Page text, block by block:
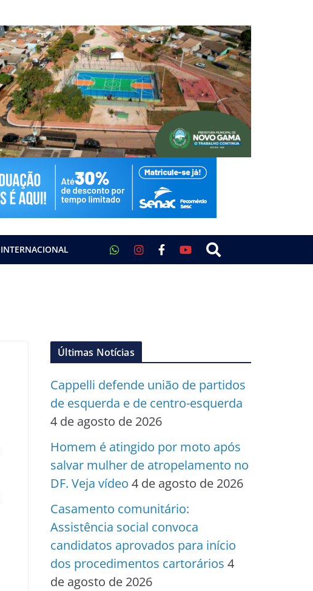
INTERNACIONAL
Últimas Notícias
Cappelli defende união de partidos
de esquerda e de centro-esquerda
4 de agosto de 2026
Homem é atingido por moto após
salvar mulher de atropelamento no
DF. Veja vídeo 4 de agosto de 2026
Casamento comunitário:
Assistência social convoca
candidatos aprovados para início
dos procedimentos cartorários 4
de agosto de 2026